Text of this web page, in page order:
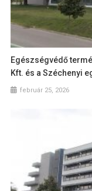
Egészségvédő
Kft. és a Széchenyi
február 25, 2026